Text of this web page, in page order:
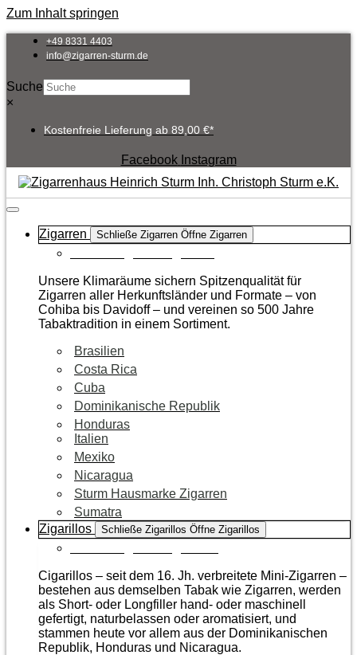
Zum Inhalt springen
+49 8331 4403
info@zigarren-sturm.de
Suche
×
Kostenfreie Lieferung ab 89,00 €*
Facebook Instagram
Zigarren Schließe Zigarren Öffne Zigarren
Unsere Klimaräume sichern Spitzenqualität für
Zigarren aller Herkunftsländer und Formate – von
Cohiba bis Davidoff – und vereinen so 500 Jahre
Tabaktradition in einem Sortiment.
Brasilien
Costa Rica
Cuba
Dominikanische Republik
Honduras
Italien
Mexiko
Nicaragua
Sturm Hausmarke Zigarren
Sumatra
Zigarillos
Schließe Zigarillos Öffne Zigarillos
Cigarillos – seit dem 16. Jh. verbreitete Mini-Zigarren –
bestehen aus demselben Tabak wie Zigarren, werden
als Short- oder Longfiller hand- oder maschinell
gefertigt, naturbelassen oder aromatisiert, und
stammen heute vor allem aus der Dominikanischen
Republik, Honduras und Nicaragua.